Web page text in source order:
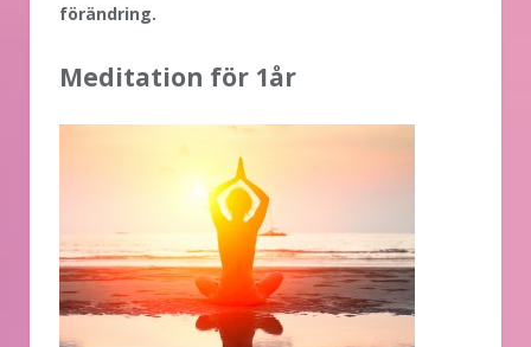
förändring.
Meditation för 1år